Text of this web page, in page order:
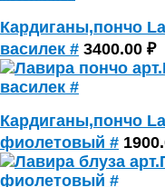
Кардиганы,пончо
василек # 3400.00 ₽
Кардиганы,пончо
фиолетовый #